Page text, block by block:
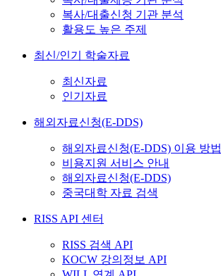
복사/대출신청 기관 분석
활용도 높은 주제
최신/인기 학술자료
최신자료
인기자료
해외자료신청(E-DDS)
해외자료신청(E-DDS) 이용 방법
비용지원 서비스 안내
해외자료신청(E-DDS)
중국대학 자료 검색
RISS API 센터
RISS 검색 API
KOCW 강의정보 API